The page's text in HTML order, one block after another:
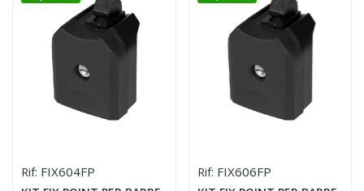
Rif: FIX604FP Rif: FIX606FP